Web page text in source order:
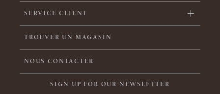
SERVICE CLIENT
TROUVER UN MAGASIN
NOUS CONTACTER
SIGN UP FOR OUR NEWSLETTER